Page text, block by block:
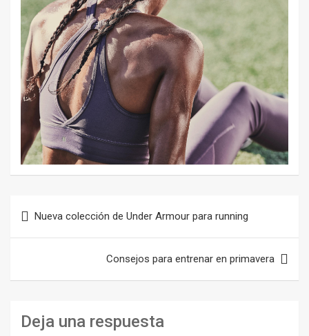
de
Nueva colección de Under Armour para running
Consejos para entrenar en primavera
Deja una respuesta